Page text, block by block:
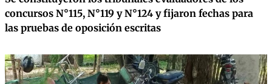
concursos N°115, N°119 y N°124 y fijaron fechas para
las pruebas de oposición escritas